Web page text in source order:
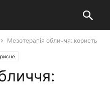
Мезотерапія обличчя: користь